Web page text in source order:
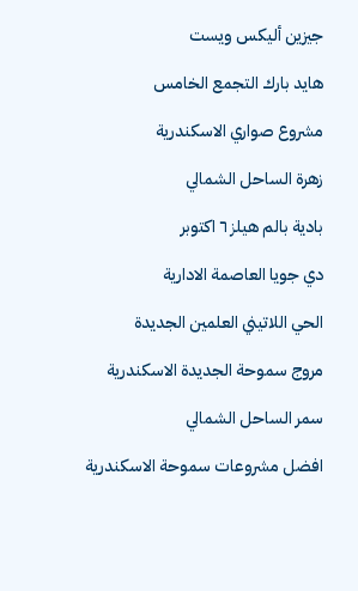
جيزين أليكس ويست
هايد بارك التجمع الخامس
مشروع صواري الاسكندرية
زهرة الساحل الشمالي
بادية بالم هيلز ٦ اكتوبر
دي جويا العاصمة الادارية
الحي اللاتيني العلمين الجديدة
مروج سموحة الجديدة الاسكندرية
سمر الساحل الشمالي
افضل مشروعات سموحة الاسكندرية